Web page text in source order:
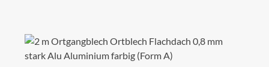
Bildergalerie überspringen